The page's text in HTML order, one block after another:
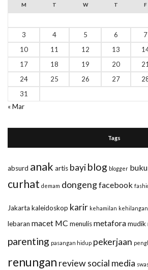
M T W T F
3
4 5 6 7
10
11 12 13
17
18 19 20
24
25 26 27
31
« Mar
Tags
absurd anak artis bayiblog blogger buku
curhat demam dongengfacebook
Jakarta kaleidoskop karir kehamilan kehilangan
lebaran macet MC menulismetaforamudik
parenting pasangan hidup pekerjaan
renungan reviewsocial media